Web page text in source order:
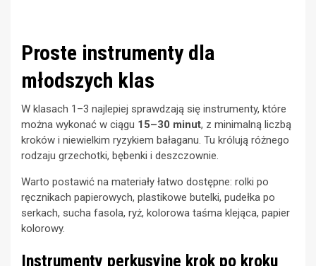
Proste instrumenty dla
młodszych klas
W klasach 1–3 najlepiej sprawdzają się instrumenty, które
można wykonać w ciągu 15–30 minut, z minimalną liczbą
kroków i niewielkim ryzykiem bałaganu. Tu królują różnego
rodzaju grzechotki, bębenki i deszczownie.
Warto postawić na materiały łatwo dostępne: rolki po
ręcznikach papierowych, plastikowe butelki, pudełka po
serkach, sucha fasola, ryż, kolorowa taśma klejąca, papier
kolorowy.
Instrumenty perkusyjne krok po kroku